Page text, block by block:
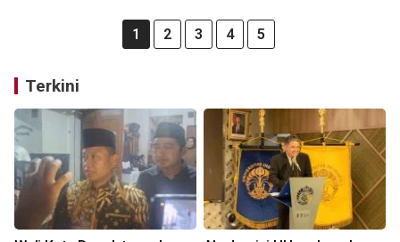
1 2 3 4 5
Terkini